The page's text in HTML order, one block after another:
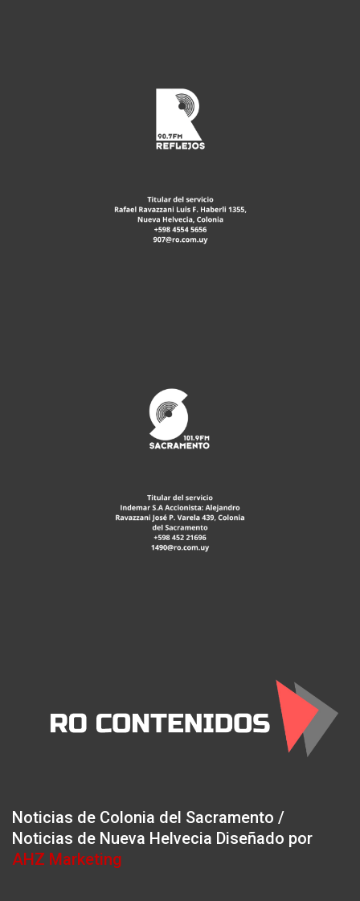
Noticias de Colonia del Sacramento /
Noticias de Nueva Helvecia Diseñado por
AHZ Marketing